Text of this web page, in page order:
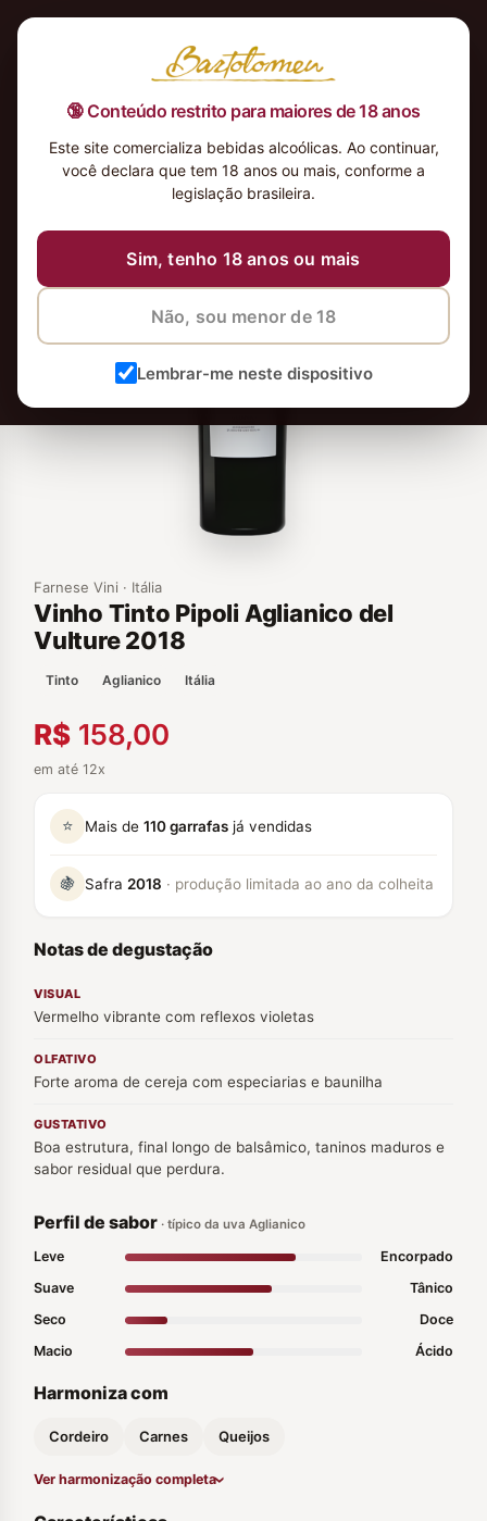
🔞 Conteúdo restrito para maiores de 18 anos
Este site comercializa bebidas alcoólicas. Ao continuar,
você declara que tem 18 anos ou mais, conforme a
legislação brasileira.
Sim, tenho 18 anos ou mais
Não, sou menor de 18
Lembrar-me neste dispositivo
Farnese Vini · Itália
Vinho Tinto Pipoli Aglianico del
Vulture 2018
Tinto Aglianico Itália
R$ 158,00
em até 12x
⭐ Mais de 110 garrafas já vendidas
🍇 Safra 2018 · produção limitada ao ano da colheita
Notas de degustação
VISUAL
Vermelho vibrante com reflexos violetas
OLFATIVO
Forte aroma de cereja com especiarias e baunilha
GUSTATIVO
Boa estrutura, final longo de balsâmico, taninos maduros e
sabor residual que perdura.
Perfil de sabor · típico da uva Aglianico
Leve
Encorpado
Suave
Tânico
Seco
Doce
Macio
Ácido
Harmoniza com
Cordeiro Carnes Queijos
Ver harmonização completa